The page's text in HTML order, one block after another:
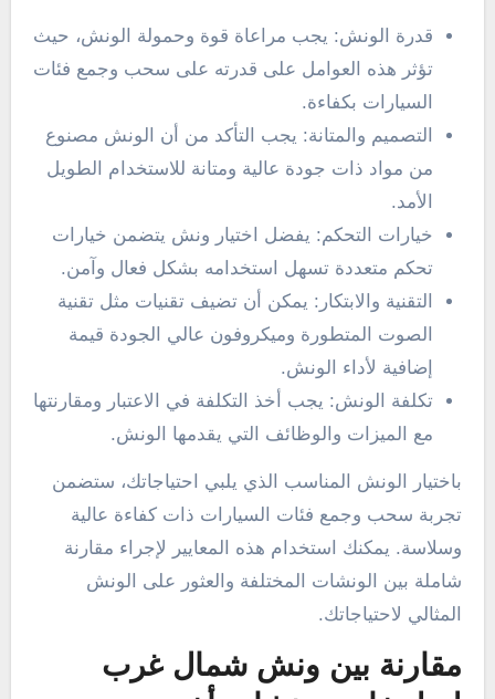
قدرة الونش: يجب مراعاة قوة وحمولة الونش، حيث
تؤثر هذه العوامل على قدرته على سحب وجمع فئات
السيارات بكفاءة.
التصميم والمتانة: يجب التأكد من أن الونش مصنوع
من مواد ذات جودة عالية ومتانة للاستخدام الطويل
الأمد.
خيارات التحكم: يفضل اختيار ونش يتضمن خيارات
تحكم متعددة تسهل استخدامه بشكل فعال وآمن.
التقنية والابتكار: يمكن أن تضيف تقنيات مثل تقنية
الصوت المتطورة وميكروفون عالي الجودة قيمة
إضافية لأداء الونش.
تكلفة الونش: يجب أخذ التكلفة في الاعتبار ومقارنتها
مع الميزات والوظائف التي يقدمها الونش.
باختيار الونش المناسب الذي يلبي احتياجاتك، ستضمن
تجربة سحب وجمع فئات السيارات ذات كفاءة عالية
وسلاسة. يمكنك استخدام هذه المعايير لإجراء مقارنة
شاملة بين الونشات المختلفة والعثور على الونش
المثالي لاحتياجاتك.
مقارنة بين ونش شمال غرب